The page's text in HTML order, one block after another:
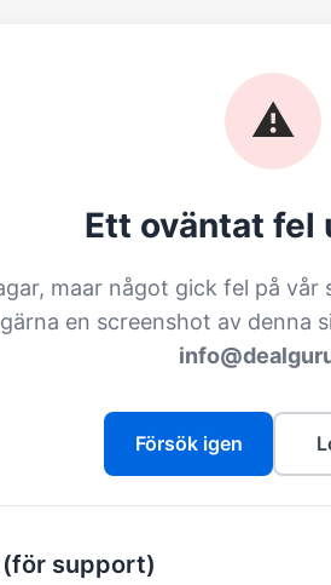
⚠️
Ett oväntat fel
maar något gick fel på vår
en screenshot av denna
Försök igen
support)